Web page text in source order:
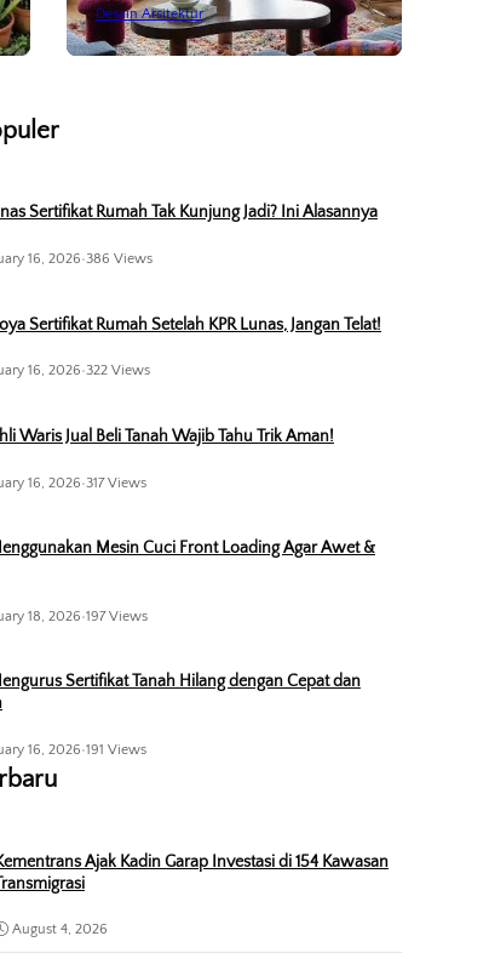
Desain Arsitektur
Sertifikat Rumah Tak Kunjung Jadi? Ini Alasannya
16, 2026•386 Views
Sertifikat Rumah Setelah KPR Lunas, Jangan Telat!
16, 2026•322 Views
Waris Jual Beli Tanah Wajib Tahu Trik Aman!
16, 2026•317 Views
Mesin Cuci Front Loading Agar Awet &
18, 2026•197 Views
Sertifikat Tanah Hilang dengan Cepat dan
16, 2026•191 Views
Ajak Kadin Garap Investasi di 154 Kawasan
August 4, 2026